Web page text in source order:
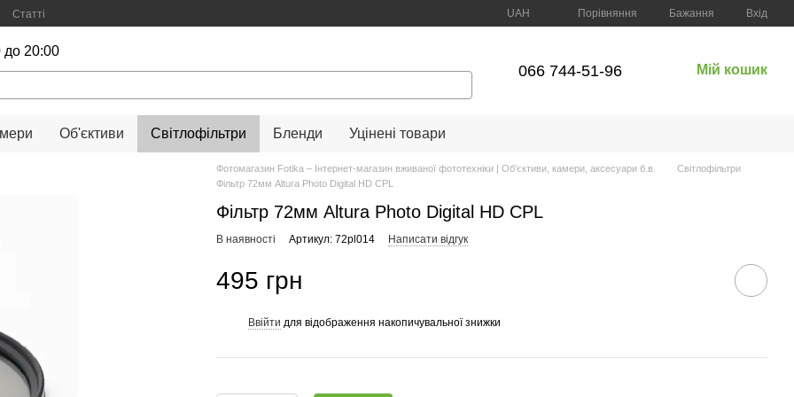
Статті UAH Порівняння Бажання Вхід
20:00
066 744-51-96 Мій кошик
Об'єктиви Світлофільтри Бленди Уцінені товари
Фотомагазин Fotika – Інтернет-магазин вживаної фототехніки | Об'єктиви, камери, аксесуари б.в.
Світлофільтри
Фільтр 72мм Altura Photo Digital HD CPL
Фільтр 72мм Altura Photo Digital HD CPL
В наявності Артикул: 72pl014 Написати відгук
495 грн
Ввійти для відображення накопичувальної знижки